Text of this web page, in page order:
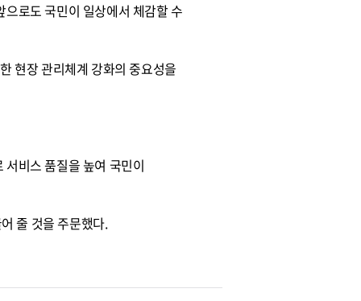
으로도 국민이 일상에서 체감할 수
현장 관리체계 강화의 중요성을
비스 품질을 높여 국민이
줄 것을 주문했다.